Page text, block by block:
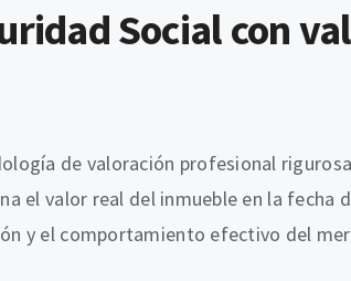
Social con
de valoración profesional
el valor real del inmueble en la fecha
y el comportamiento efectivo del